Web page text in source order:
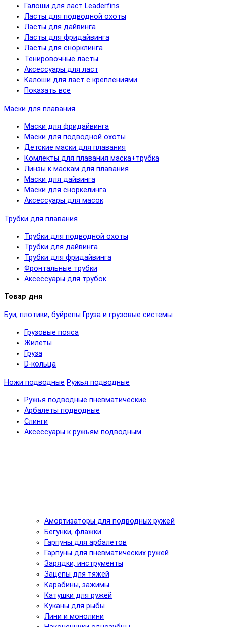
Галоши для ласт Leaderfins
Ласты для подводной охоты
Ласты для дайвинга
Ласты для фридайвинга
Ласты для снорклинга
Тенировочные ласты
Аксессуары для ласт
Калоши для ласт с креплениями
Показать все
Маски для плавания
Маски для фридайвинга
Маски для подводной охоты
Детские маски для плавания
Комлекты для плавания маска+трубка
Линзы к маскам для плавания
Маски для дайвинга
Маски для сноркелинга
Аксессуары для масок
Трубки для плавания
Трубки для подводной охоты
Трубки для дайвинга
Трубки для фридайвинга
Фронтальные трубки
Аксессуары для трубок
Товар дня
Буи, плотики, буйрепы Груза и грузовые системы
Грузовые пояса
Жилеты
Груза
D-кольца
Ножи подводные Ружья подводные
Ружья подводные пневматические
Арбалеты подводные
Слинги
Аксессуары к ружьям подводным
Амортизаторы для подводных ружей
Бегунки, флажки
Гарпуны для арбалетов
Гарпуны для пневматических ружей
Зарядки, инструменты
Зацепы для тяжей
Карабины, зажимы
Катушки для ружей
Куканы для рыбы
Лини и монолини